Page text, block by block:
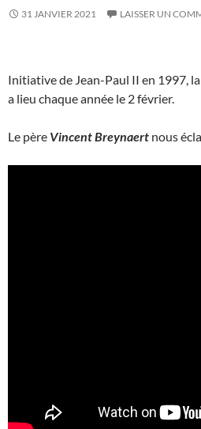
31 JANVIER 2021 LAISSER UN
Initiative de Jean-Paul II en 1997, la
a lieu chaque année le 2 février.
Le père Vincent Breynaert nous